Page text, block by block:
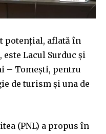
potențial, aflată în
Lacul Surduc și
– Tomești, pentru
de turism și una de
(PNL) a propus în